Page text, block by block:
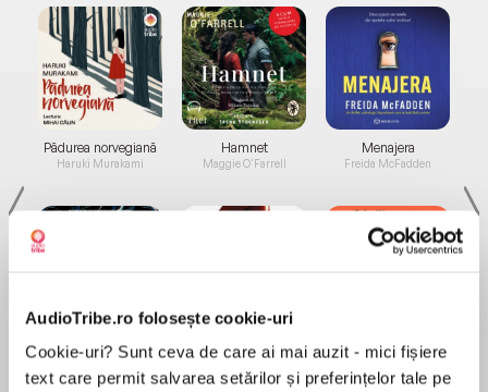
AudioTribe.ro folosește cookie-uri
Cookie-uri? Sunt ceva de care ai mai auzit - mici fișiere
text care permit salvarea setărilor și preferințelor tale pe
Pădurea norvegiană
Haruki Murakami
Elita de Argint (Elita
de...
Hamnet
Maggie O'Farrell
Diavolul se îmbracă de
la...
Menajera
Freida McFadden
Migdală
Sohn Won-pyung